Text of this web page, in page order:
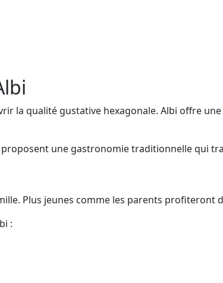
la qualité gustative hexagonale. Albi offre
une gastronomie traditionnelle qui
Plus jeunes comme les parents profiteront
: